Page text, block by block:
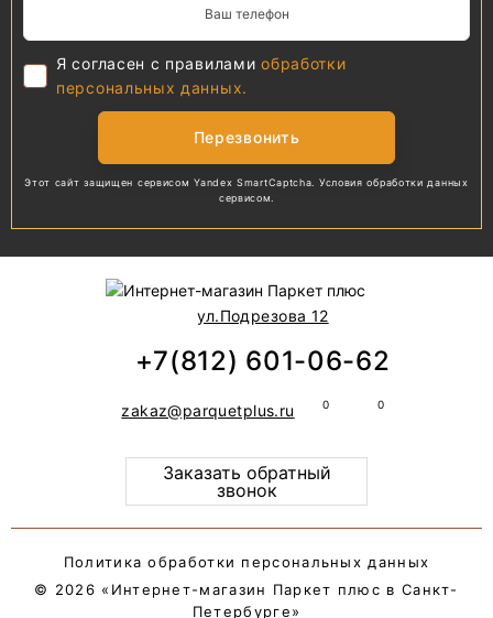
Я согласен с правиламиобработки
персональных данных.
Перезвонить
Этот сайт защищен сервисом Yandex SmartCaptcha. Условия обработки данных
сервисом.
ул.Подрезова 12
+7(812) 601-06-62
zakaz@parquetplus.ru
Заказать обратный
звонок
Политика обработки персональных данных
© 2026 «Интернет-магазин Паркет плюс в Санкт-
Петербурге»